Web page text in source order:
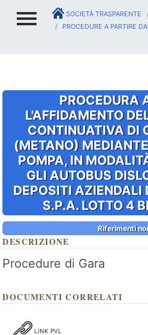
SOCIETÀ TRASPARENTE
PROCEDURE A PARTIRE
PROCEDURA
L'AFFIDAMENTO
CONTINUATIVA DI
(METANO)
POMPA, IN
GLI AUTOBUS
DEPOSITI
S.P.A. LOTTO 4
Riferimenti
DESCRIZIONE
Procedure di Gara
DOCUMENTI CORRELATI
LINK PVL